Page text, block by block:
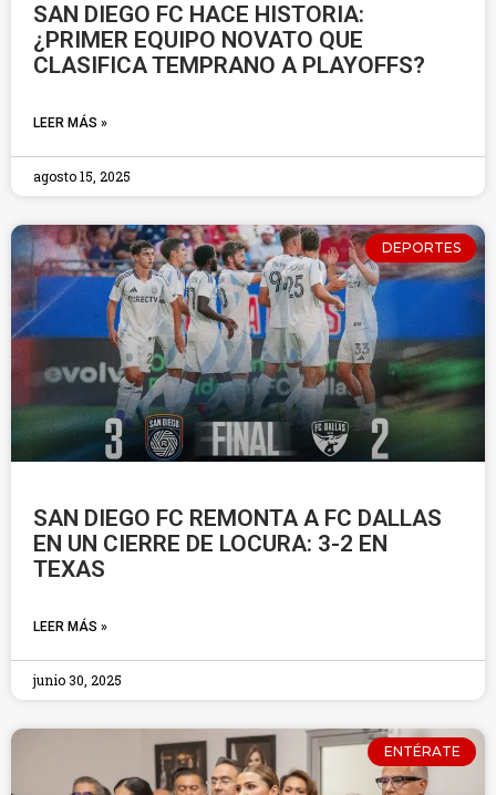
SAN DIEGO FC HACE HISTORIA:
¿PRIMER EQUIPO NOVATO QUE
CLASIFICA TEMPRANO A PLAYOFFS?
LEER MÁS »
agosto 15, 2025
DEPORTES
SAN DIEGO FC REMONTA A FC DALLAS
EN UN CIERRE DE LOCURA: 3-2 EN
TEXAS
LEER MÁS »
junio 30, 2025
ENTÉRATE